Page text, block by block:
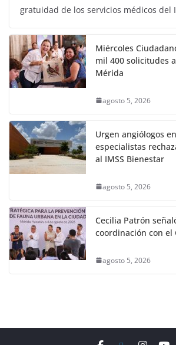
gratuidad de los servicios médicos del
Miércoles
mil 400 solicitudes
Mérida
agosto 5, 2026
Urgen angiólogos
especialistas
al IMSS Bienestar
agosto 5, 2026
Cecilia Patrón
coordinación con el
agosto 5, 2026